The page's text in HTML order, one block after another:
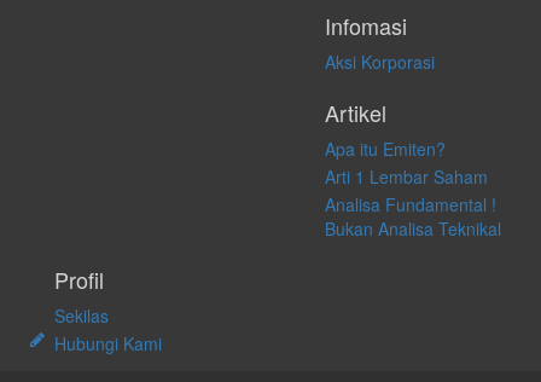
Infomasi
Aksi Korporasi
Artikel
Apa itu Emiten?
Arti 1 Lembar Saham
Analisa Fundamental !
Bukan Analisa Teknikal
Profil
Sekilas
Hubungi Kami